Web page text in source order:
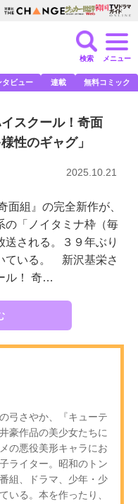
検索 メニュー
タビュー 連載 無料コミック
スクール！奇面
性のギャグ」
2025.10.21
面組』の完全新作が、
の「ノイタミナ枠（毎
される。３９年ぶり
ている。 新沢基栄さ
ル！ 奇…
弓さやか、『キューテ
豪作品の美少女たちに
の悪役美形キャラにお
ライター。昭和のトン
組、ドラマ、少年・少
いる。本を作ったり、